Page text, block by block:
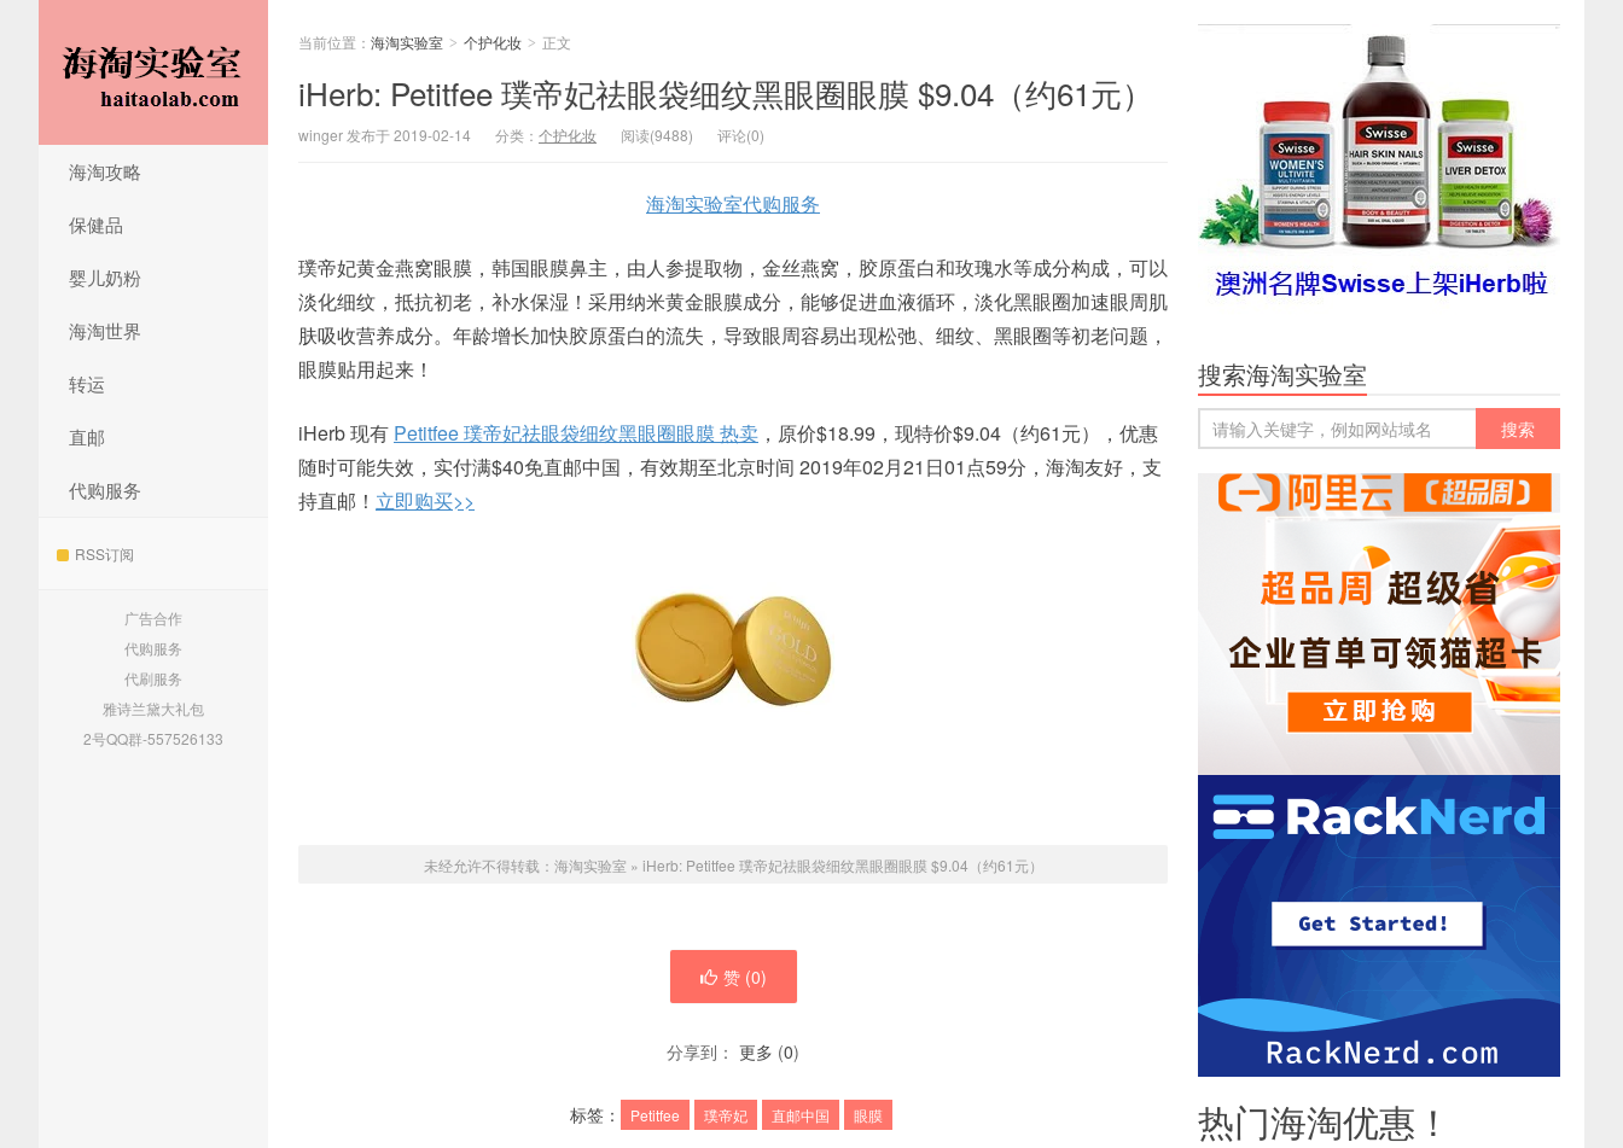
海淘攻略
保健品
婴儿奶粉
海淘世界
转运
直邮
代购服务
RSS订阅
广告合作
代购服务
代刷服务
雅诗兰黛大礼包
2号QQ群-557526133
当前位置： 海淘实验室 > 个护化妆 > 正文
iHerb: Petitfee 璞帝妃祛眼袋细纹黑眼圈眼膜 $9.04（约61元）
winger 发布于 2019-02-14 分类： 个护化妆 阅读(9488) 评论(0)
海淘实验室代购服务
璞帝妃黄金燕窝眼膜，韩国眼膜鼻主，由人参提取物，金丝燕窝，胶原蛋白和玫瑰水等成分构成，可以
淡化细纹，抵抗初老，补水保湿！采用纳米黄金眼膜成分，能够促进血液循环，淡化黑眼圈加速眼周肌
肤吸收营养成分。年龄增长加快胶原蛋白的流失，导致眼周容易出现松弛、细纹、黑眼圈等初老问题，
眼膜贴用起来！
iHerb 现有 Petitfee 璞帝妃祛眼袋细纹黑眼圈眼膜 热卖 ，原价$18.99，现特价$9.04（约61元），优惠
随时可能失效，实付满$40免直邮中国，有效期至北京时间 2019年02月21日01点59分，海淘友好，支
持直邮！ 立即购买>>
未经允许不得转载： 海淘实验室 » iHerb: Petitfee 璞帝妃祛眼袋细纹黑眼圈眼膜 $9.04（约61元）
赞 (0)
分享到： 更多 (0)
标签： Petitfee 璞帝妃 直邮中国 眼膜
搜索海淘实验室
热门海淘优惠！